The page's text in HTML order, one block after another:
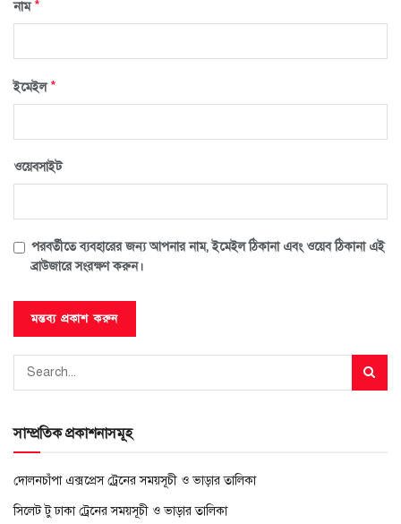
নাম*
ইমেইল*
ওয়েবসাইট
পরবর্তীতে ব্যবহারের জন্য আপনার নাম, ইমেইল ঠিকানা এবং ওয়েব ঠিকানা এই
ব্রাউজারে সংরক্ষণ করুন।
সাম্প্রতিক প্রকাশনাসমূহ
দোলনচাঁপা এক্সপ্রেস ট্রেনের সময়সূচী ও ভাড়ার তালিকা
সিলেট টু ঢাকা ট্রেনের সময়সূচী ও ভাড়ার তালিকা